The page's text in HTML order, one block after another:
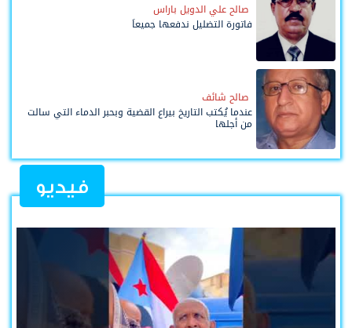
صالح علي الدويل باراس
فاتورة التضليل ندفعها جميعاً
صالح شائف
عندما يُكتب التاريخ بيراع القضية وبحبر الدماء التي سالت
من أجلها
فيديو